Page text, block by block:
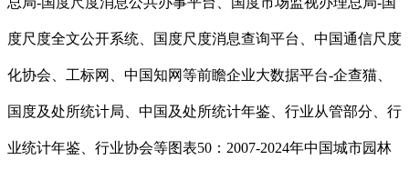
度尺度全文公开系统、国度尺度消息查询平台、中国通信尺度
化协会、工标网、中国知网等前瞻企业大数据平台-企查猫、
国度及处所统计局、中国及处所统计年鉴、行业从管部分、行
业统计年鉴、行业协会等图表50：2007-2024年中国城市园林